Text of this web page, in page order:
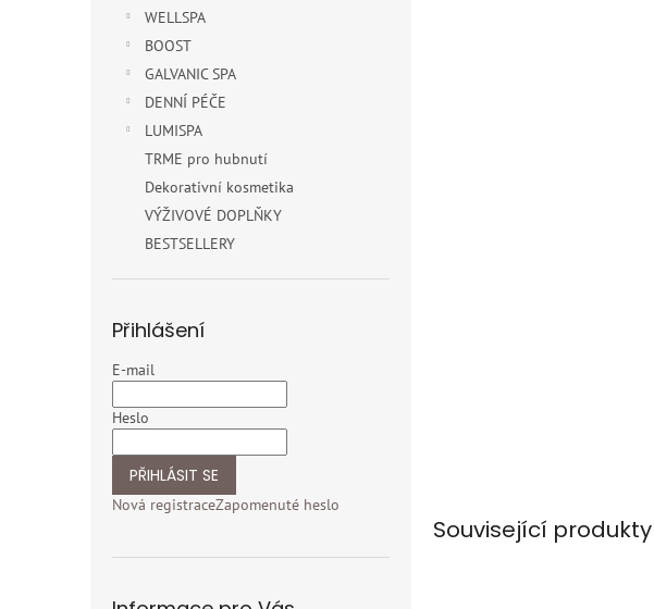
WELLSPA
BOOST
GALVANIC SPA
DENNÍ PÉČE
LUMISPA
TRME pro hubnutí
Dekorativní kosmetika
VÝŽIVOVÉ DOPLŇKY
BESTSELLERY
Přihlášení
E-mail
Heslo
PŘIHLÁSIT SE
Nová registraceZapomenuté heslo
Související produkty